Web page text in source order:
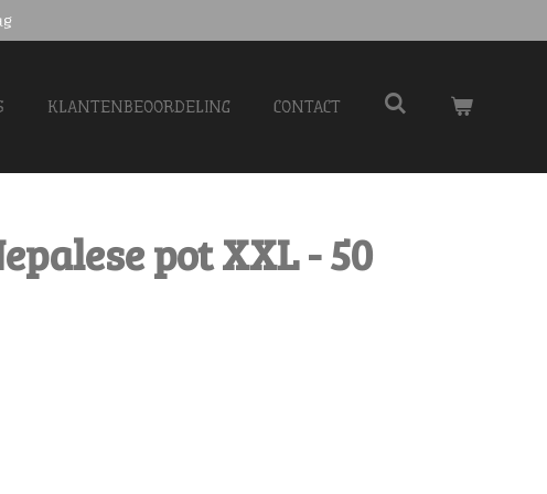
KLANTENBEOORDELING CONTACT
pot XXL - 50